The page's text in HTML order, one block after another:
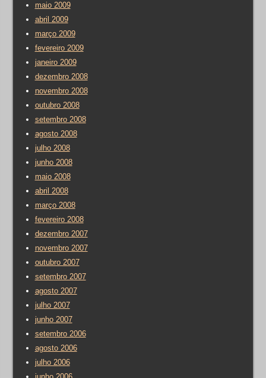
maio 2009
abril 2009
março 2009
fevereiro 2009
janeiro 2009
dezembro 2008
novembro 2008
outubro 2008
setembro 2008
agosto 2008
julho 2008
junho 2008
maio 2008
abril 2008
março 2008
fevereiro 2008
dezembro 2007
novembro 2007
outubro 2007
setembro 2007
agosto 2007
julho 2007
junho 2007
setembro 2006
agosto 2006
julho 2006